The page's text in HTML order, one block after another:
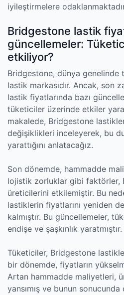
iyileştirmelere
Bridgestone lastik
güncellemeler:
etkiliyor?
Bridgestone, dünya genelinde
lastik markasıdır. Ancak, son
lastik fiyatlarında bazı
tüketiciler üzerinde etkiler
makalede, Bridgestone
değişiklikleri inceleyerek, bu
yarattığını anlatacağız.
Son dönemde, hammadde
lojistik zorluklar gibi faktörler,
üreticilerini etkilemiştir. Bu
lastiklerin fiyatlarını yeniden
kalmıştır. Bu güncellemeler,
endişe ve şaşkınlık yaratmıştır.
Tüketiciler, Bridgestone
bir dönemde, fiyatların
Artan hammadde maliyetleri,
yansımış ve bunun